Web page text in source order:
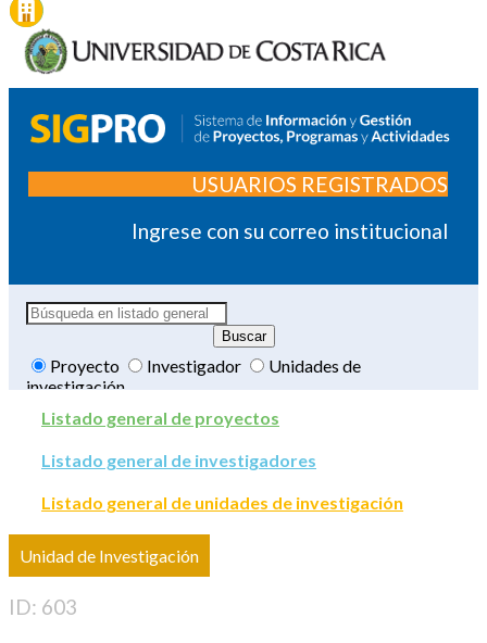
USUARIOS REGISTRADOS
Ingrese con su correo institucional
Proyecto Investigador
Unidades de
investigación
Listado general de proyectos
Listado general de investigadores
Listado general de unidades de investigación
Unidad de Investigación
ID: 603